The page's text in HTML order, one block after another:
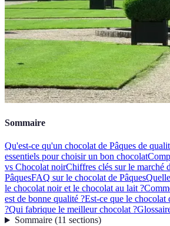
Sommaire
Qu'est-ce qu'un chocolat de Pâques de
essentiels pour choisir un bon chocolat
vs Chocolat noirChiffres clés sur le marché
PâquesFAQ sur le chocolat de Pâques
le chocolat noir et le chocolat au lait ?
est de bonne qualité ?Est-ce que le chocolat
?Qui fabrique le meilleur chocolat ?
Sommaire(11 sections)